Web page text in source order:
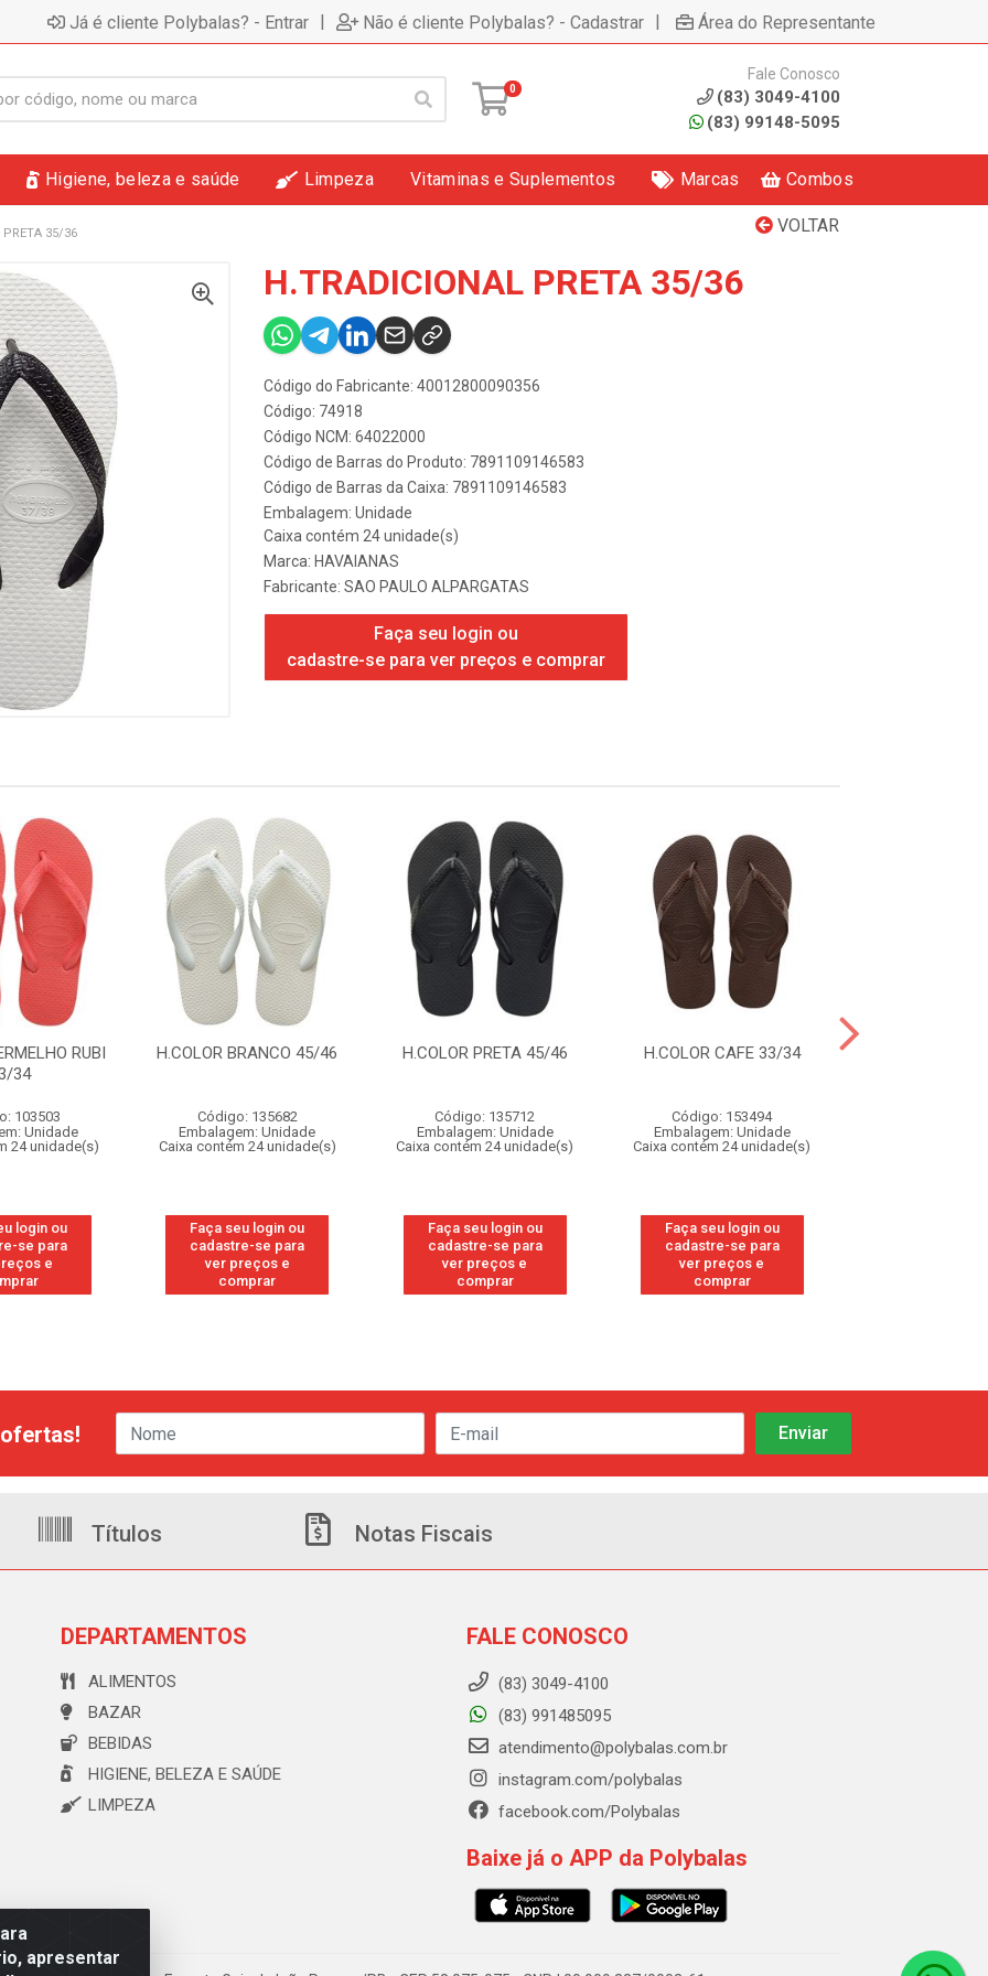
Já é cliente Polybalas? - Entrar | Não é cliente Polybalas? - Cadastrar | Área do Representante
0
Fale Conosco
(83) 3049-4100
(83) 99148-5095
Higiene, beleza e saúde Limpeza Vitaminas e Suplementos Marcas Combos
VOLTAR
PRETA 35/36
H.TRADICIONAL PRETA 35/36
Código do Fabricante: 40012800090356
Código: 74918
Código NCM: 64022000
Código de Barras do Produto: 7891109146583
Código de Barras da Caixa: 7891109146583
Embalagem: Unidade
Caixa contém 24 unidade(s)
Marca: HAVAIANAS
Fabricante: SAO PAULO ALPARGATAS
Faça seu login ou
cadastre-se para ver preços e comprar
RUBI
34
103503
Unidade
24 unidade(s)
login ou
se para
e
H.COLOR BRANCO 45/46
Código: 135682
Embalagem: Unidade
Caixa contém 24 unidade(s)
Faça seu login ou
cadastre-se para
ver preços e
comprar
H.COLOR PRETA 45/46
Código: 135712
Embalagem: Unidade
Caixa contém 24 unidade(s)
Faça seu login ou
cadastre-se para
ver preços e
comprar
H.COLOR CAFE 33/34
Código: 153494
Embalagem: Unidade
Caixa contém 24 unidade(s)
Faça seu login ou
cadastre-se para
ver preços e
comprar
apresentar
Títulos Notas Fiscais
DEPARTAMENTOS
ALIMENTOS
BAZAR
BEBIDAS
HIGIENE, BELEZA E SAÚDE
LIMPEZA
FALE CONOSCO
(83) 3049-4100
(83) 991485095
atendimento@polybalas.com.br
instagram.com/polybalas
facebook.com/Polybalas
Baixe já o APP da Polybalas